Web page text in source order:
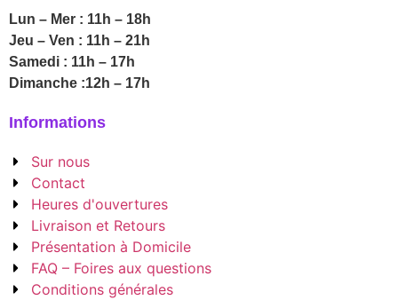
Lun – Mer : 11h – 18h
Jeu – Ven : 11h – 21h
Samedi : 11h – 17h
Dimanche :12h – 17h
Informations
Sur nous
Contact
Heures d'ouvertures
Livraison et Retours
Présentation à Domicile
FAQ – Foires aux questions
Conditions générales